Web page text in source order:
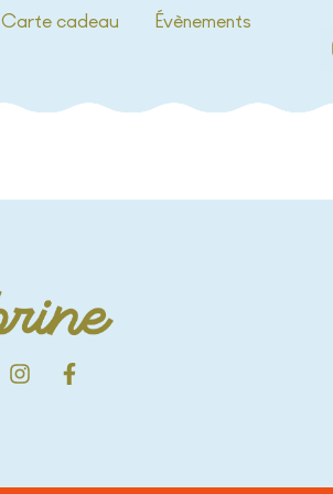
Carte cadeau Évènements